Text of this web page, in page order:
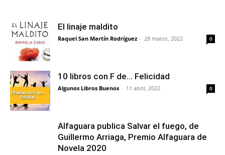
El linaje maldito
Raquel San Martín Rodríguez - 28 marzo, 2022 0
10 libros con F de… Felicidad
Algunos Libros Buenos - 11 abril, 2022 0
Alfaguara publica Salvar el fuego, de
Guillermo Arriaga, Premio Alfaguara de
Novela 2020